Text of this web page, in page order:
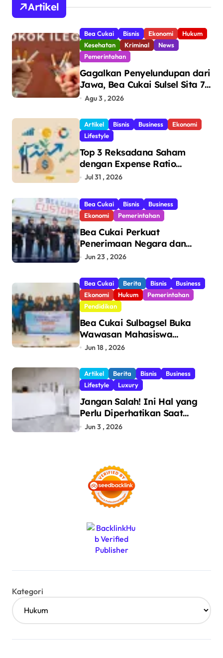
Artikel
Bea Cukai Bisnis Ekonomi
Hukum
Kesehatan
Kriminal
News
Pemerintahan
Gagalkan Penyelundupan dari
Jawa, Bea Cukai Sulsel Sita 7,8
Juta Batang Rokok Ilegal
Makassar
Agu 3 , 2026
Artikel Bisnis Business
Ekonomi
Lifestyle
Top 3 Reksadana Saham
dengan Expense Ratio
Terendah
Jul 31 , 2026
Bea Cukai Bisnis
Business
Ekonomi
Pemerintahan
Bea Cukai Perkuat
Penerimaan Negara dan
Pengawasan, Setor Rp123,8
Jun 23 , 2026
Bea Cukai Berita Bisnis
Business
Ekonomi
Hukum
Pemerintahan
Pendidikan
Bea Cukai Sulbagsel Buka
Wawasan Mahasiswa
Politeknik Bosowa tentang
dan Pencegahan Barang
Ilegal
Jun 18 , 2026
Artikel Berita Bisnis
Business
Lifestyle
Luxury
Jangan Salah! Ini Hal yang
Perlu Diperhatikan Saat
Pasang Big Slab
Jun 3 , 2026
Kategori